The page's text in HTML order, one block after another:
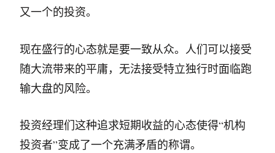
又一个的投资。
现在盛行的心态就是要一致从众。人们可以接受
随大流带来的平庸，无法接受特立独行时面临跑
输大盘的风险。
投资经理们这种追求短期收益的心态使得“机构
投资者”变成了一个充满矛盾的称谓。